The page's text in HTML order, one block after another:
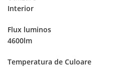
Interior
Flux luminos
4600lm
Temperatura de Culoare